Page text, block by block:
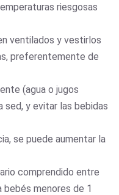
riesgosas
ventilados y vestirlos
preferentemente de
(agua o jugos
sed, y evitar las bebidas
se puede aumentar la
comprendido entre
bebés menores de 1